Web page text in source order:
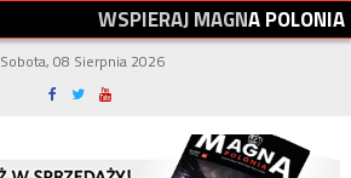
WSPIERAJMAGNAPOLONIA
Sobota, 08 Sierpnia 2026